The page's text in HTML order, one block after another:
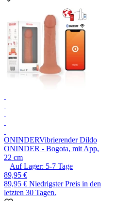
ONINDERVibrierender Dildo
ONINDER - Bogota, mit App,
22 cm
Auf Lager: 5-7 Tage
89,95 €
89,95 € Niedrigster Preis in den
letzten 30 Tagen.